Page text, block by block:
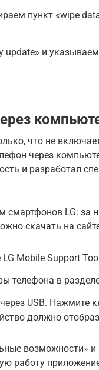
пункт «wipe
и
что не
через
и разработал
смартфонов LG: за
скачать на
LG Mobile Support
телефона в
USB. Нажмите
должно
возможности»
работу